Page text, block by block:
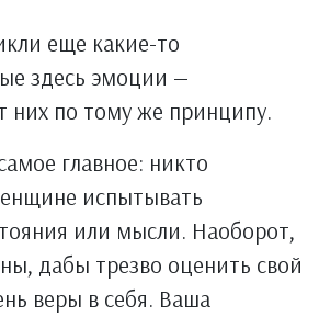
еще какие-то
здесь эмоции —
них по тому же принципу.
главное: никто
испытывать
или мысли. Наоборот,
дабы трезво оценить свой
веры в себя. Ваша